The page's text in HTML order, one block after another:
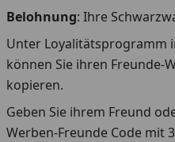
Belohnung: Ihre
Unter Loyalitätsprogramm
können Sie ihren Freunde-
kopieren.
Geben Sie ihrem Freund
Werben-Freunde Code mit